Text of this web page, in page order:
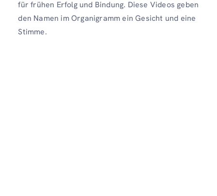
für frühen Erfolg und Bindung. Diese Videos geben
den Namen im Organigramm ein Gesicht und eine
Stimme.